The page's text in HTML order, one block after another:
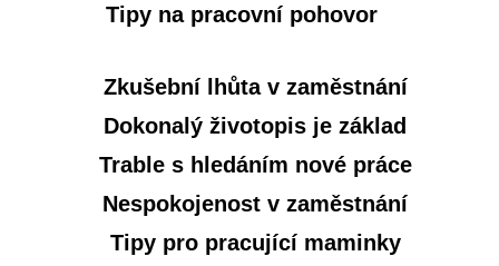
Tipy na pracovní pohovor
Zkušební lhůta v zaměstnání
Dokonalý životopis je základ
Trable s hledáním nové práce
Nespokojenost v zaměstnání
Tipy pro pracující maminky